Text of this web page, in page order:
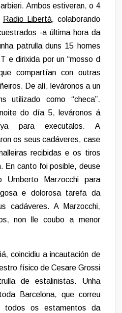
Ambos estiveran, o 4
Radio Libertà, colaborando
-a última hora da
patrulla duns 15 homes
e dirixida por un “mosso d
compartían con outras
De alí, leváronos a un
utilizado como “checa”.
do día 5, leváronos á
para executalos. A
os seus cadáveres, case
recibidas e os tiros
En canto foi posible, deuse
Umberto Marzocchi para
e dolorosa tarefa da
cadáveres. A Marzocchi,
non lle coubo a menor
coincidiu a incautación de
físico de Cesare Grossi
de estalinistas. Unha
Barcelona, que correu
todos os estamentos da